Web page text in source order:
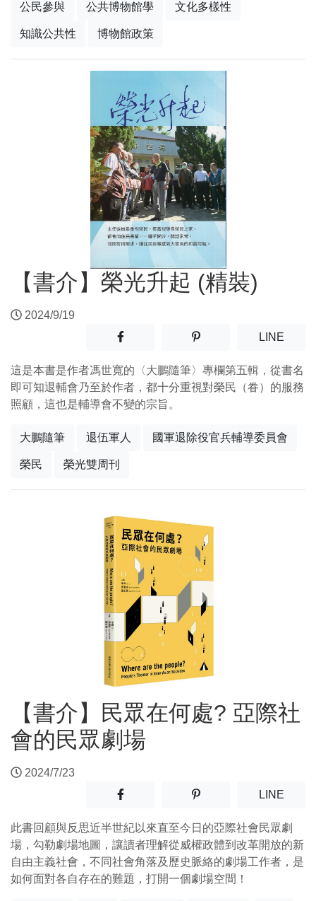
公民參與 公共博物館學 文化多樣性
知識公共性 博物館政策
【書介】榮光升起 (精裝)
2024/9/19
分享至facebook(另開新視窗)
分享至噗浪(另開新視窗)
LINE(另開
這是本書是作者馮世寬的〈大鵬隨筆〉專欄第五輯，從書名
即可知退輔會乃至於作者，都十分重視對榮民（眷）的服務
照顧，這也是輔導會不變的宗旨。
大鵬隨筆 退伍軍人 國軍退除役官兵輔導委員會
榮民 榮光雙周刊
【書介】民眾在何處? 亞際社
會的民眾劇場
2024/7/23
分享至facebook(另開新視窗)
分享至噗浪(另開新視窗)
LINE(另開
此書回顧與反思近半世紀以來直至今日的亞際社會民眾劇
場，勾勒劇場地圖，讓讀者理解從威權政體到改革開放的新
自由主義社會，不同社會角落及歷史脈絡的劇場工作者，是
如何面對各自存在的難題，打開一個劇場空間！